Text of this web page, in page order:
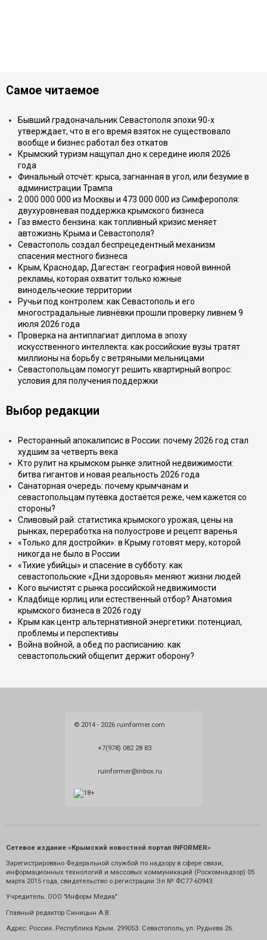
Самое читаемое
Бывший градоначальник Севастополя эпохи 90-х
утверждает, что в его время взяток не существовало
вообще и бизнес работал без откатов
Крымский туризм нащупал дно к середине июля 2026
года
Финальный отсчёт: крыса, загнанная в угол, или безумие в
администрации Трампа
2 000 000 000 из Москвы и 473 000 000 из Симферополя:
двухуровневая поддержка крымского бизнеса
Газ вместо бензина: как топливный кризис меняет
автожизнь Крыма и Севастополя?
Севастополь создал беспрецедентный механизм
спасения местного бизнеса
Крым, Краснодар, Дагестан: география новой винной
рекламы, которая охватит только южные
винодельческие территории
Ручьи под контролем: как Севастополь и его
многострадальные ливнёвки прошли проверку ливнем 9
июля 2026 года
Проверка на антиплагиат диплома в эпоху
искусственного интеллекта: как российские вузы тратят
миллионы на борьбу с ветряными мельницами
Севастопольцам помогут решить квартирный вопрос:
условия для получения поддержки
Выбор редакции
Ресторанный апокалипсис в России: почему 2026 год стал
худшим за четверть века
Кто рулит на крымском рынке элитной недвижимости:
битва гигантов и новая реальность 2026 года
Санаторная очередь: почему крымчанам и
севастопольцам путёвка достаётся реже, чем кажется со
стороны?
Сливовый рай: статистика крымского урожая, цены на
рынках, переработка на полуострове и рецепт варенья
«Только для достройки»: в Крыму готовят меру, которой
никогда не было в России
«Тихие убийцы» и спасение в субботу: как
севастопольские «Дни здоровья» меняют жизни людей
Кого вычистят с рынка российской недвижимости
Кладбище юрлиц или естественный отбор? Анатомия
крымского бизнеса в 2026 году
Крым как центр альтернативной энергетики: потенциал,
проблемы и перспективы
Война войной, а обед по расписанию: как
севастопольский общепит держит оборону?
© 2014 - 2026 ruinformer.com
+7(978) 082 28 83
ruinformer@inbox.ru
Сетевое издание «Крымский новостной портал INFORMER»
Зарегистрировано Федеральной службой по надзору в сфере связи,
информационных технологий и массовых коммуникаций (Роскомнадзор) 05
марта 2015 года, свидетельство о регистрации Эл № ФС77-60943.
Учредитель: ООО "Информ Медиа"
Главный редактор Синицын А.В.
Адрес: Россия. Республика Крым. 299053. Севастополь, ул. Руднева 26.